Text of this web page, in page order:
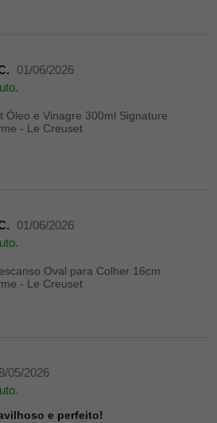
01/06/2026
Óleo e Vinagre 300ml Signature
- Le Creuset
01/06/2026
Oval para Colher 16cm
- Le Creuset
05/2026
e perfeito!